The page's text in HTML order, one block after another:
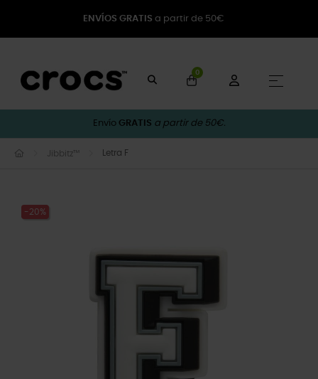
ENVÍOS GRATIS a partir de 50€
0
☰
Envío GRATIS a partir de 50€.
Jibbitz™ Letra F
-20%